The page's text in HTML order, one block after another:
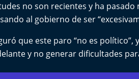
no son recientes y ha
al gobierno de ser
que este paro “no es
y no generar dificultades